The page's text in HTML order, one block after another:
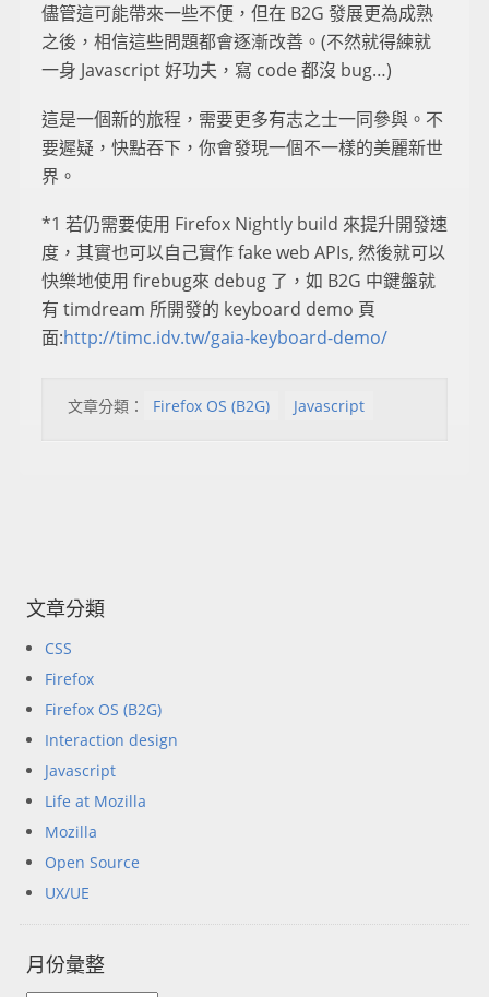
儘管這可能帶來一些不便，但在 B2G 發展更為成熟
之後，相信這些問題都會逐漸改善。(不然就得練就
一身 Javascript 好功夫，寫 code 都沒 bug…)
這是一個新的旅程，需要更多有志之士一同參與。不
要遲疑，快點吞下，你會發現一個不一樣的美麗新世
界。
*1 若仍需要使用 Firefox Nightly build 來提升開發速
度，其實也可以自己實作 fake web APIs, 然後就可以
快樂地使用 firebug來 debug 了，如 B2G 中鍵盤就
有 timdream 所開發的 keyboard demo 頁
面:http://timc.idv.tw/gaia-keyboard-demo/
文章分類： Firefox OS (B2G) Javascript
文章分類
CSS
Firefox
Firefox OS (B2G)
Interaction design
Javascript
Life at Mozilla
Mozilla
Open Source
UX/UE
月份彙整